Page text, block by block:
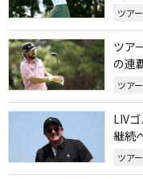
ツア
ツア
の連
ツア
LIV
継続
ツア